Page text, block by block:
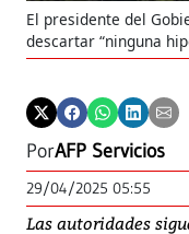
El presidente del
descartar “ninguna
PorAFP Servicios
29/04/2025 05:55
Las autoridades